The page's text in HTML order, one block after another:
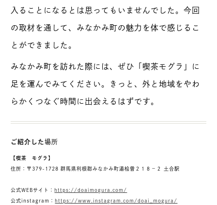
入ることになるとは思ってもいませんでした。今回
の取材を通して、みなかみ町の魅力を体で感じるこ
とができました。
みなかみ町を訪れた際には、ぜひ「喫茶モグラ」に
足を運んでみてください。きっと、外と地域をやわ
らかくつなぐ時間に出会えるはずです。
ご紹介した場所
【喫茶 モグラ】
住所：〒379-1728 群馬県利根郡みなかみ町湯桧曽２１８−２ 土合駅
公式WEBサイト： https://doaimogura.com/
公式instagram： https://www.instagram.com/doai_mogura/